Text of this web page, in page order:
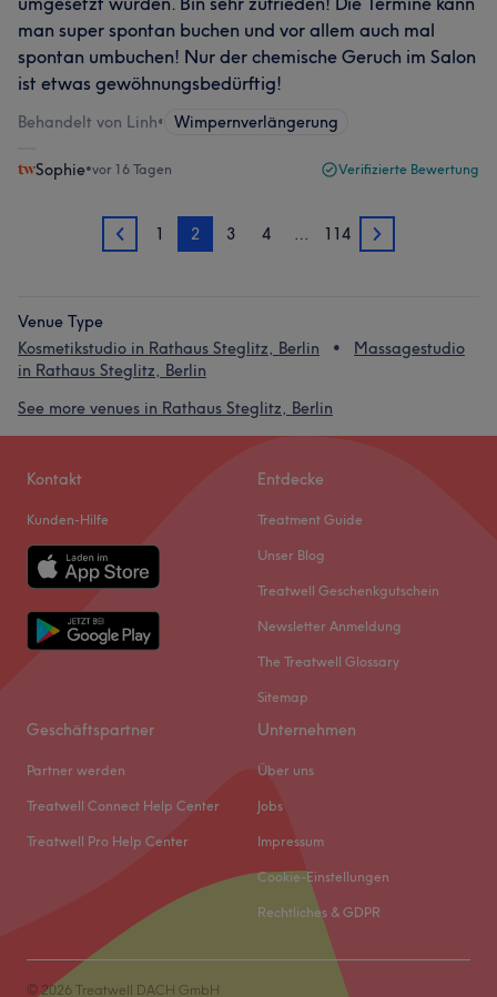
man super spontan buchen und vor allem auch mal
spontan umbuchen! Nur der chemische Geruch im Salon
ist etwas gewöhnungsbedürftig!
Behandelt von Linh• Wimpernverlängerung
Sophie•vor 16 Tagen Verifizierte Bewertung
1 1 2 3 4 … 114 3
Venue Type
Kosmetikstudio in Rathaus Steglitz, Berlin
Massagestudio
in Rathaus Steglitz, Berlin
See more venues in Rathaus Steglitz, Berlin
Kontakt
Kunden-Hilfe
Entdecke
Treatment Guide
Unser Blog
Treatwell Geschenkgutschein
Newsletter Anmeldung
The Treatwell Glossary
Sitemap
Geschäftspartner
Partner werden
Treatwell Connect Help Center
Treatwell Pro Help Center
Unternehmen
Über uns
Jobs
Impressum
Cookie-Einstellungen
Rechtliches & GDPR
© 2026 Treatwell DACH GmbH